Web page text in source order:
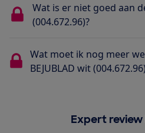
Wat is er niet goed aan
(004.672.96)?
Wat moet ik nog meer
BEJUBLAD wit
Expert